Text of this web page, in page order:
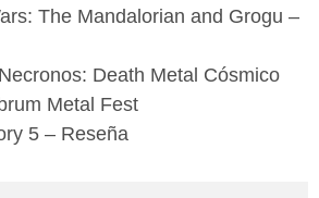
The Mandalorian and Grogu –
Death Metal Cósmico
Metal Fest
5 – Reseña